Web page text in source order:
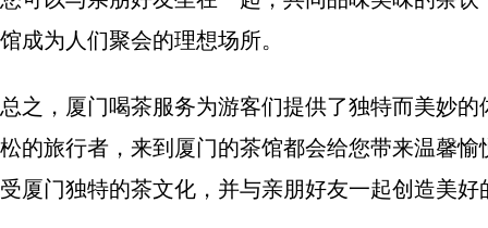
馆成为人们聚会的理想场所。
总之，厦门喝茶服务为游客们提供了独特而美妙
松的旅行者，来到厦门的茶馆都会给您带来温馨
受厦门独特的茶文化，并与亲朋好友一起创造美好